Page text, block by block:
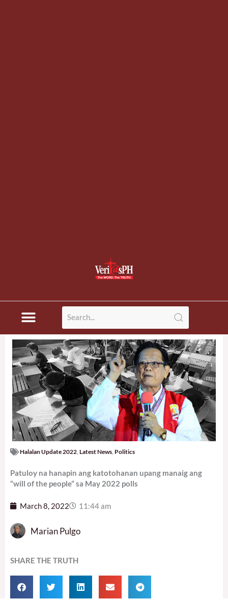
Halalan Update 2022 Latest News Politics
Patuloy na hanapin ang katotohanan upang manaig ang
“will of the people” sa May 2022 polls
March 8, 2022 11:44 am
Marian Pulgo
SHARE THE TRUTH